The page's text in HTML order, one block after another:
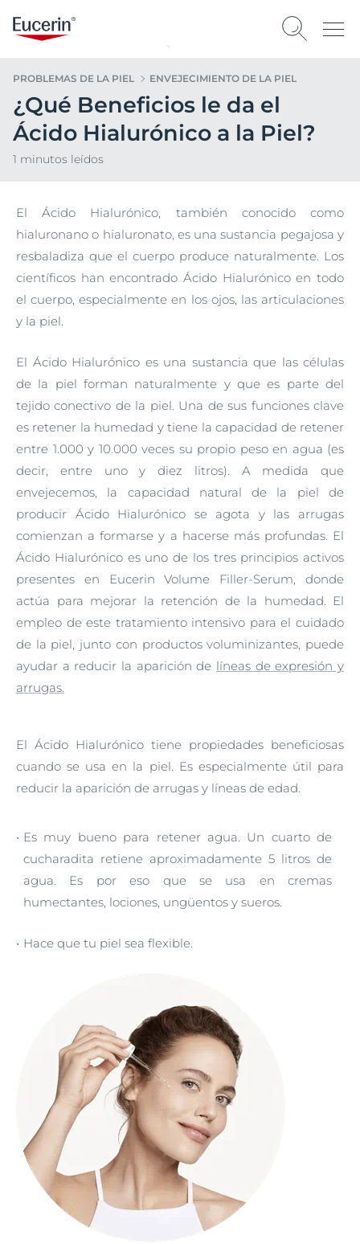
PROBLEMAS DE LA PIEL ENVEJECIMIENTO DE LA PIEL
¿Qué Beneficios le da el
Ácido Hialurónico a la Piel?
1 minutos leídos
El Ácido Hialurónico, también conocido como
hialuronano o hialuronato, es una sustancia pegajosa y
resbaladiza que el cuerpo produce naturalmente. Los
científicos han encontrado Ácido Hialurónico en todo
el cuerpo, especialmente en los ojos, las articulaciones
y la piel.
El Ácido Hialurónico es una sustancia que las células
de la piel forman naturalmente y que es parte del
tejido conectivo de la piel. Una de sus funciones clave
es retener la humedad y tiene la capacidad de retener
entre 1.000 y 10.000 veces su propio peso en agua (es
decir, entre uno y diez litros). A medida que
envejecemos, la capacidad natural de la piel de
producir Ácido Hialurónico se agota y las arrugas
comienzan a formarse y a hacerse más profundas. El
Ácido Hialurónico es uno de los tres principios activos
presentes en Eucerin Volume Filler-Serum, donde
actúa para mejorar la retención de la humedad. El
empleo de este tratamiento intensivo para el cuidado
de la piel, junto con productos voluminizantes, puede
ayudar a reducir la aparición de líneas de expresión y
arrugas.
El Ácido Hialurónico tiene propiedades beneficiosas
cuando se usa en la piel. Es especialmente útil para
reducir la aparición de arrugas y líneas de edad.
Es muy bueno para retener agua. Un cuarto de
cucharadita retiene aproximadamente 5 litros de
agua. Es por eso que se usa en cremas
humectantes, lociones, ungüentos y sueros.
Hace que tu piel sea flexible.